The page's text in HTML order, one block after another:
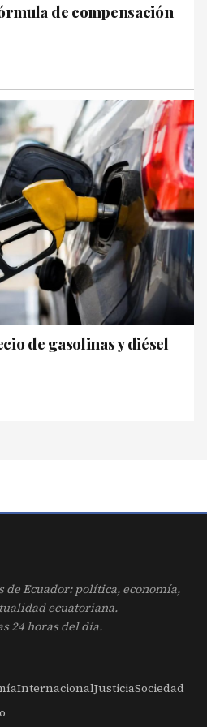
de compensación
de gasolinas y diésel
de Ecuador: política, economía,
ecuatoriana.
24 horas del día.
InternacionalJusticiaSociedad